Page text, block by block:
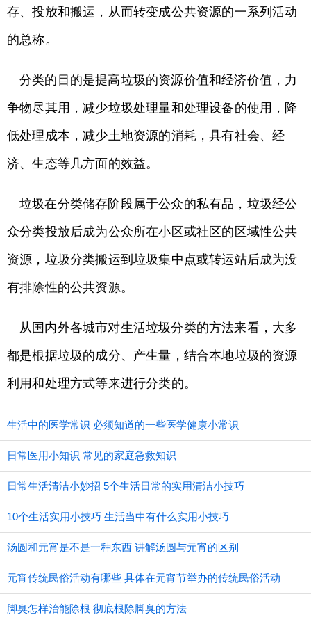
存、投放和搬运，从而转变成公共资源的一系列活动
的总称。
分类的目的是提高垃圾的资源价值和经济价值，力
争物尽其用，减少垃圾处理量和处理设备的使用，降
低处理成本，减少土地资源的消耗，具有社会、经
济、生态等几方面的效益。
垃圾在分类储存阶段属于公众的私有品，垃圾经公
众分类投放后成为公众所在小区或社区的区域性公共
资源，垃圾分类搬运到垃圾集中点或转运站后成为没
有排除性的公共资源。
从国内外各城市对生活垃圾分类的方法来看，大多
都是根据垃圾的成分、产生量，结合本地垃圾的资源
利用和处理方式等来进行分类的。
生活中的医学常识 必须知道的一些医学健康小常识
日常医用小知识 常见的家庭急救知识
日常生活清洁小妙招 5个生活日常的实用清洁小技巧
10个生活实用小技巧 生活当中有什么实用小技巧
汤圆和元宵是不是一种东西 讲解汤圆与元宵的区别
元宵传统民俗活动有哪些 具体在元宵节举办的传统民俗活动
脚臭怎样治能除根 彻底根除脚臭的方法